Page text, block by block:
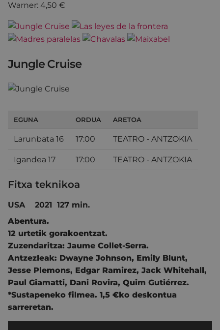
Warner: 4,50 €
Jungle Cruise
EGUNA ORDUA ARETOA
Larunbata 16 17:00 TEATRO - ANTZOKIA
Igandea 17 17:00 TEATRO - ANTZOKIA
Fitxa teknikoa
USA 2021 127 min.
Abentura.
12 urtetik gorakoentzat.
Zuzendaritza: Jaume Collet-Serra.
Antzezleak: Dwayne Johnson, Emily Blunt,
Jesse Plemons, Edgar Ramirez, Jack Whitehall,
Paul Giamatti, Dani Rovira, Quim Gutiérrez.
*Sustapeneko filmea. 1,5 €ko deskontua
sarreretan.